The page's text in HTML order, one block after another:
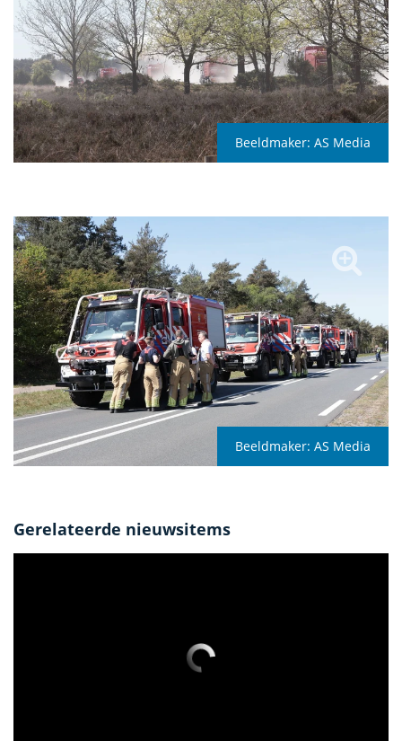
Beeldmaker: AS Media
Beeldmaker: AS Media
Gerelateerde nieuwsitems